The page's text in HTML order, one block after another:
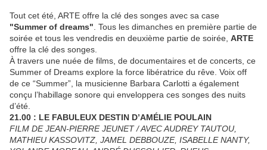
Tout cet été, ARTE offre la clé des songes avec sa case
"Summer of dreams" . Tous les dimanches en première partie de
soirée et tous les vendredis en deuxième partie de soirée, ARTE
offre la clé des songes.
À travers une nuée de films, de documentaires et de concerts, ce
Summer of Dreams explore la force libératrice du rêve. Voix off
de ce “Summer”, la musicienne Barbara Carlotti a également
conçu l’habillage sonore qui enveloppera ces songes des nuits
d’été.
21.00 : LE FABULEUX DESTIN D’AMÉLIE POULAIN
FILM DE JEAN-PIERRE JEUNET / AVEC AUDREY TAUTOU,
MATHIEU KASSOVITZ, JAMEL DEBBOUZE, ISABELLE NANTY,